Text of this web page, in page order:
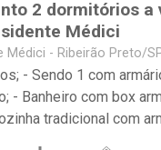
2 dormitórios a
Médici
Médici - Ribeirão Preto/
- Sendo 1 com
- Banheiro com box
tradicional com